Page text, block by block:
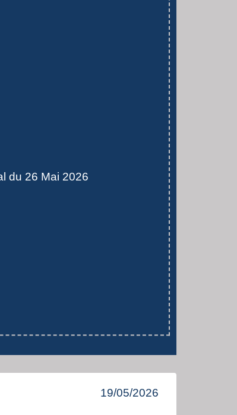
du 26 Mai 2026
19/05/2026